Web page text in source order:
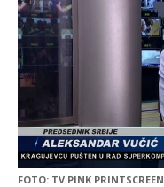
FOTO: TV PINK PRINTSCREEN